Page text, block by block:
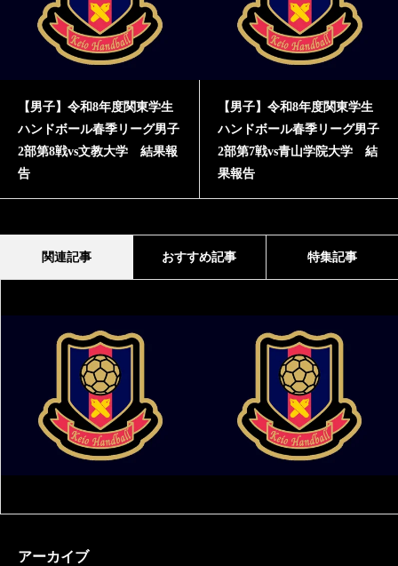
【男子】令和8年度関東学生
ハンドボール春季リーグ男子
2部第8戦vs文教大学 結果報
告
【男子】令和8年度関東学生
ハンドボール春季リーグ男子
2部第7戦vs青山学院大学 結
果報告
関連記事 おすすめ記事 特集記事
アーカイブ